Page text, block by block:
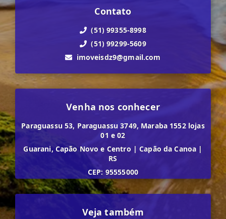
Contato
(51) 99355-8998
(51) 99299-5609
imoveisdz9@gmail.com
Venha nos conhecer
Paraguassu 53, Paraguassu 3749, Maraba 1552 lojas
01 e 02
Guarani, Capão Novo e Centro | Capão da Canoa |
RS
CEP: 95555000
Veja também